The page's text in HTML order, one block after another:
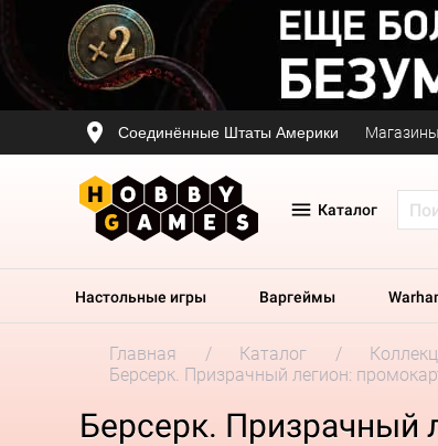
Соединённые Штаты Америки Магазины
Каталог
Настольные игры Варгеймы
Главная Каталог
Берсерк. Призрачный легион:
Берсерк. Призрачный